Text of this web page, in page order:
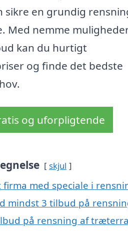
sikre en grundig
Med nemme
kan du hurtigt
og finde det bedste
og uforpligtende
skjul
firma med speciale i
mindst 3 tilbud på
på rensning af